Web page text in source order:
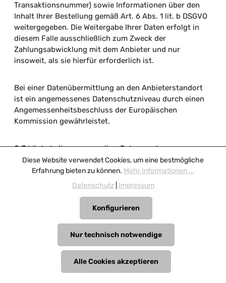
Transaktionsnummer) sowie Informationen über den
Inhalt Ihrer Bestellung gemäß Art. 6 Abs. 1 lit. b DSGVO
weitergegeben. Die Weitergabe Ihrer Daten erfolgt in
diesem Falle ausschließlich zum Zweck der
Zahlungsabwicklung mit dem Anbieter und nur
insoweit, als sie hierfür erforderlich ist.
Bei einer Datenübermittlung an den Anbieterstandort
ist ein angemessenes Datenschutzniveau durch einen
Angemessenheitsbeschluss der Europäischen
Kommission gewährleistet.
8.3Wir behalten uns vor, Ihre Daten an den
Inkassodienstleister tilbago AG Fluhmattweg 4 6004
CH-Luzern / mediaFinanz GmbH Weiße Breite 5 D-
49084 Osnabrück weiterzugeben, soweit unsere
nicht beglichen wurde. Für diesen Fall wird die
Forderung unmittelbar vom Inkassodienstleister
eingetrieben werden.
Die Weitergabe Ihrer Daten dient der Vertragserfüllung
gemäß Art. 6 Abs. 1 S. 1 lit. b DSGVO sowie der Wahrung
unserer im Rahmen einer Interessenabwägung
Diese Website verwendet Cookies, um eine bestmögliche
Erfahrung bieten zu können. Mehr Informationen ...
Datenschutz| Impressum
Nur technisch notwendige
Konfigurieren
Alle Cookies akzeptieren